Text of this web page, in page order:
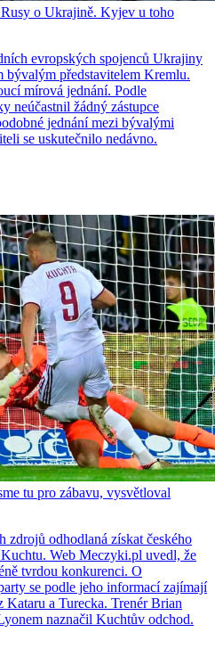
o Ukrajině. Kyjev u toho
evropských spojenců Ukrajiny
bývalým představitelem Kremlu.
mírová jednání. Podle
neúčastnil žádný zástupce
jednání mezi bývalými
se uskutečnilo nedávno.
tu pro zábavu, vysvětloval
zdrojů odhodlaná získat českého
Web Meczyki.pl uvedl, že
tvrdou konkurenci. O
se podle jeho informací zajímají
a Turecka. Trenér Brian
naznačil Kuchtův odchod.